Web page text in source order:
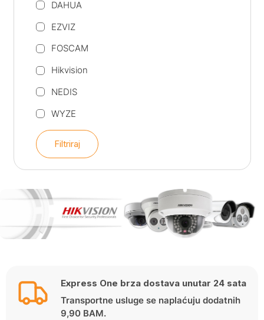
DAHUA
EZVIZ
FOSCAM
Hikvision
NEDIS
WYZE
Filtriraj
Express One brza dostava unutar 24 sata
Transportne usluge se naplaćuju dodatnih
9,90 BAM.